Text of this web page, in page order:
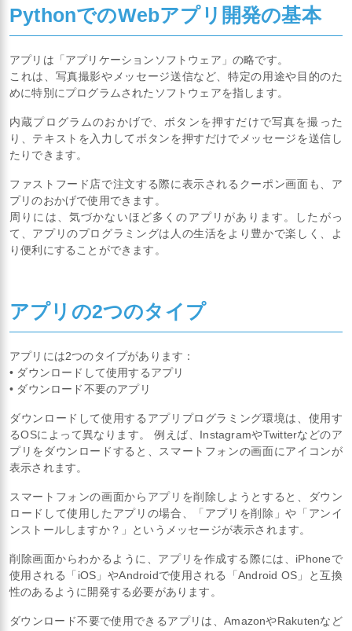
PythonでのWebアプリ開発の基本
アプリは「アプリケーションソフトウェア」の略です。
これは、写真撮影やメッセージ送信など、特定の用途や目的のた
めに特別にプログラムされたソフトウェアを指します。
内蔵プログラムのおかげで、ボタンを押すだけで写真を撮った
り、テキストを入力してボタンを押すだけでメッセージを送信し
たりできます。
ファストフード店で注文する際に表示されるクーポン画面も、ア
プリのおかげで使用できます。
周りには、気づかないほど多くのアプリがあります。したがっ
て、アプリのプログラミングは人の生活をより豊かで楽しく、よ
り便利にすることができます。
アプリの2つのタイプ
アプリには2つのタイプがあります：
• ダウンロードして使用するアプリ
• ダウンロード不要のアプリ
ダウンロードして使用するアプリプログラミング環境は、使用す
るOSによって異なります。 例えば、InstagramやTwitterなどのア
プリをダウンロードすると、スマートフォンの画面にアイコンが
表示されます。
スマートフォンの画面からアプリを削除しようとすると、ダウン
ロードして使用したアプリの場合、「アプリを削除」や「アンイ
ンストールしますか？」というメッセージが表示されます。
削除画面からわかるように、アプリを作成する際には、iPhoneで
使用される「iOS」やAndroidで使用される「Android OS」と互換
性のあるように開発する必要があります。
ダウンロード不要で使用できるアプリは、AmazonやRakutenなど